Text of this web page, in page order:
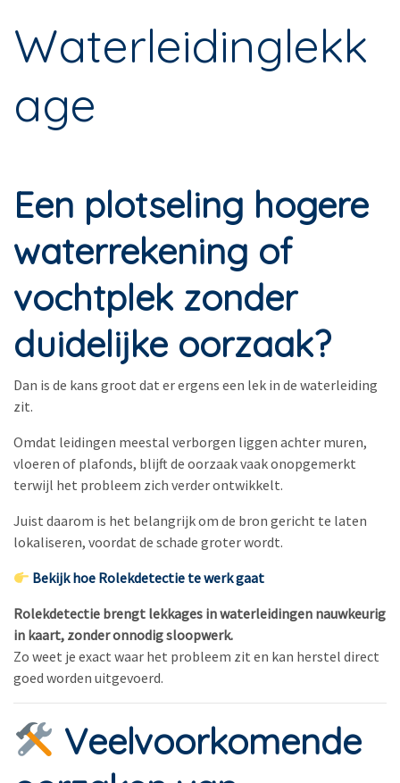
Waterleidinglekk
age
Een plotseling hogere
waterrekening of
vochtplek zonder
duidelijke oorzaak?
Dan is de kans groot dat er ergens een lek in de waterleiding
zit.
Omdat leidingen meestal verborgen liggen achter muren,
vloeren of plafonds, blijft de oorzaak vaak onopgemerkt
terwijl het probleem zich verder ontwikkelt.
Juist daarom is het belangrijk om de bron gericht te laten
lokaliseren, voordat de schade groter wordt.
Bekijk hoe Rolekdetectie te werk gaat
Rolekdetectie brengt lekkages in waterleidingen nauwkeurig
in kaart, zonder onnodig sloopwerk.
Zo weet je exact waar het probleem zit en kan herstel direct
goed worden uitgevoerd.
Veelvoorkomende